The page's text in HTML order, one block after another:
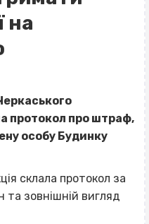
на
протокол про штраф,
особу Будинку
склала протокол за
зовнішній вигляд